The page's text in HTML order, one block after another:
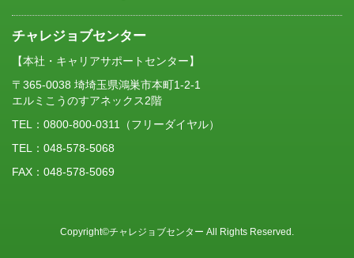
チャレジョブセンター
【本社・キャリアサポートセンター】
〒365-0038 埼埼玉県鴻巣市本町1-2-1
エルミこうのすアネックス2階
TEL： 0800-800-0311
（フリーダイヤル）
TEL：048-578-5068
FAX：048-578-5069
Copyright©チャレジョブセンター All Rights Reserved.